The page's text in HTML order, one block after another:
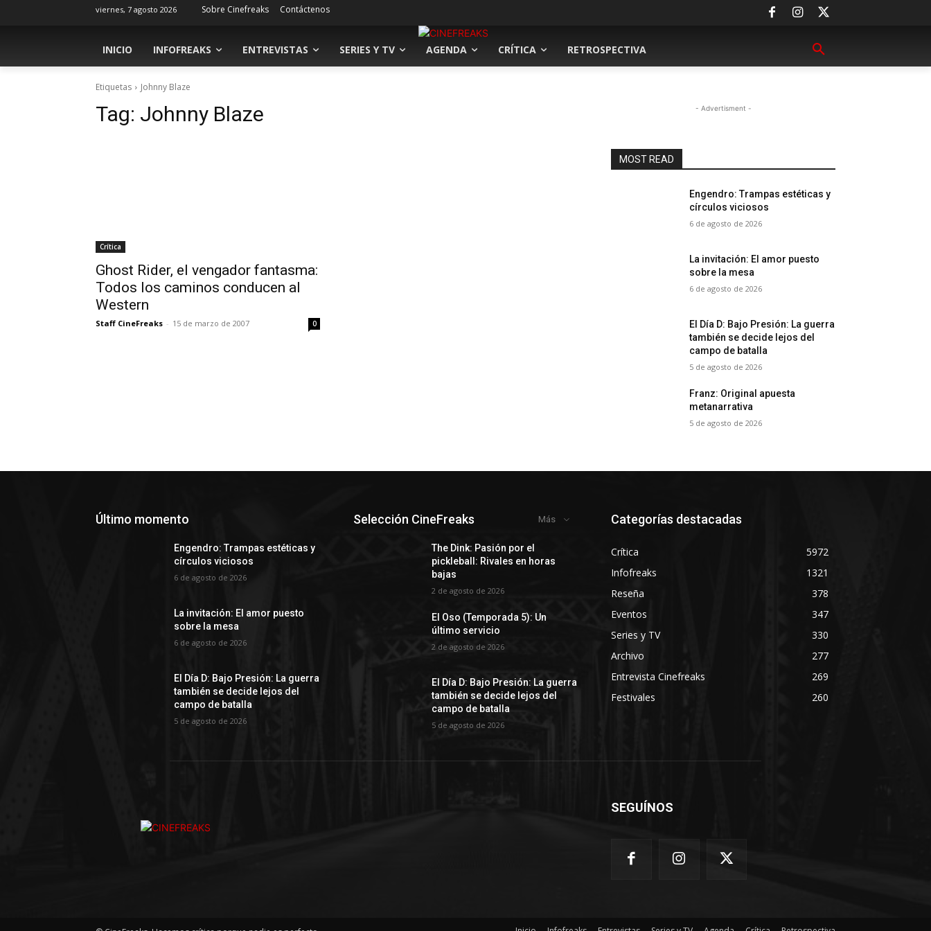
viernes, 7 agosto 2026 Sobre Cinefreaks Contáctenos
INICIO INFOFREAKS ENTREVISTAS SERIES Y TV AGENDA CRÍTICA RETROSPECTIVA
Etiquetas Johnny Blaze
Tag: Johnny Blaze
Crítica
Ghost Rider, el vengador fantasma:
Todos los caminos conducen al
Western
Staff CineFreaks - 15 de marzo de 2007 0
- Advertisment -
MOST READ
Engendro: Trampas estéticas y
círculos viciosos
6 de agosto de 2026
La invitación: El amor puesto
sobre la mesa
6 de agosto de 2026
El Día D: Bajo Presión: La guerra
también se decide lejos del
campo de batalla
5 de agosto de 2026
Franz: Original apuesta
metanarrativa
5 de agosto de 2026
Último momento
Engendro: Trampas estéticas y
círculos viciosos
6 de agosto de 2026
La invitación: El amor puesto
sobre la mesa
6 de agosto de 2026
El Día D: Bajo Presión: La guerra
también se decide lejos del
campo de batalla
5 de agosto de 2026
Selección CineFreaks Más
The Dink: Pasión por el
pickleball: Rivales en horas
bajas
2 de agosto de 2026
El Oso (Temporada 5): Un
último servicio
2 de agosto de 2026
El Día D: Bajo Presión: La guerra
también se decide lejos del
campo de batalla
5 de agosto de 2026
Categorías destacadas
Crítica
5972
Infofreaks
1321
Reseña
378
Eventos
347
Series y TV
330
Archivo
277
Entrevista Cinefreaks
269
Festivales
260
SEGUÍNOS